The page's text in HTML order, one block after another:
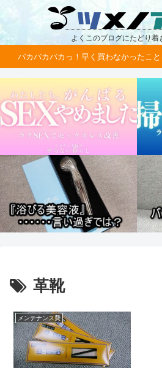
よくこのブログにたどり着
バカバカバカっ！早く買わなかったこと
革靴
メンテナンス費